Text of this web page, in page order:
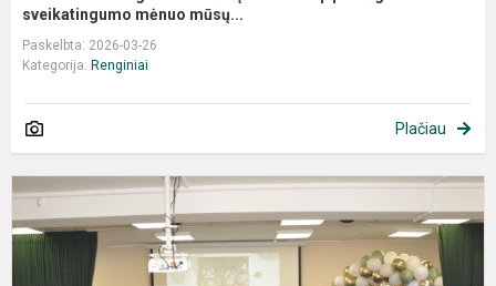
sveikatingumo mėnuo mūsų...
Paskelbta: 2026-03-26
Kategorija: Renginiai
Plačiau